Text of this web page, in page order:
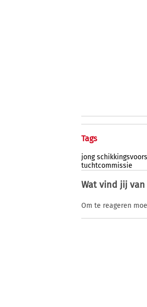
Tags
jong
tuchtcommissie
Wat vind jij
Om te reageren